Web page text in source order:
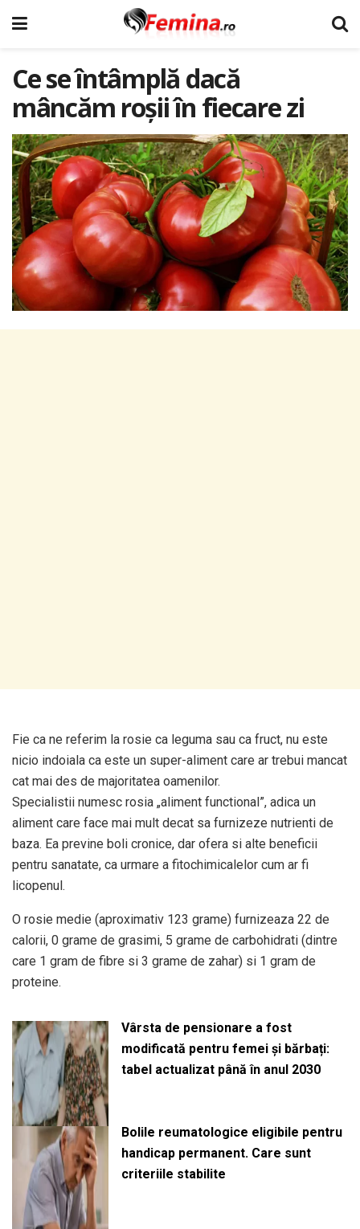
Ce se întâmplă dacă
mâncăm roșii în fiecare zi
Fie ca ne referim la rosie ca leguma sau ca fruct, nu este
nicio indoiala ca este un super-aliment care ar trebui mancat
cat mai des de majoritatea oamenilor.
Specialistii numesc rosia „aliment functional”, adica un
aliment care face mai mult decat sa furnizeze nutrienti de
baza. Ea previne boli cronice, dar ofera si alte beneficii
pentru sanatate, ca urmare a fitochimicalelor cum ar fi
licopenul.
O rosie medie (aproximativ 123 grame) furnizeaza 22 de
calorii, 0 grame de grasimi, 5 grame de carbohidrati (dintre
care 1 gram de fibre si 3 grame de zahar) si 1 gram de
proteine.
Vârsta de pensionare a fost
modificată pentru femei și bărbați:
tabel actualizat până în anul 2030
Bolile reumatologice eligibile pentru
handicap permanent. Care sunt
criteriile stabilite